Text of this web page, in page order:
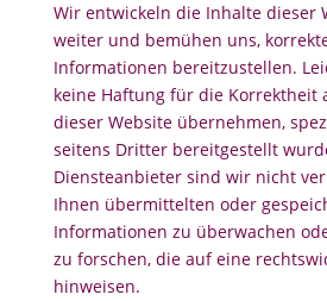
Wir entwickeln die Inhalte dieser
weiter und bemühen uns,
Informationen bereitzustellen.
keine Haftung für die Korrektheit
dieser Website übernehmen,
seitens Dritter bereitgestellt
Diensteanbieter sind wir nicht
Ihnen übermittelten oder
Informationen zu überwachen
zu forschen, die auf eine
hinweisen.